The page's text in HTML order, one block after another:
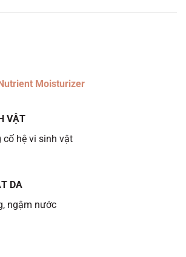
Moisturizer
VẬT
cố hệ vi sinh vật
DA
ngậm nước